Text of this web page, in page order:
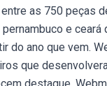
as 750 peças
e ceará
do ano que vem.
que